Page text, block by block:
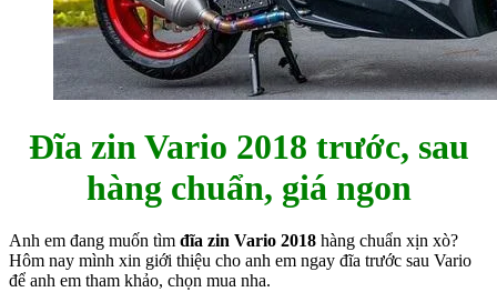
Đĩa zin Vario 2018 trước, sau
hàng chuẩn, giá ngon
Anh em đang muốn tìm đĩa zin Vario 2018 hàng chuẩn xịn xò?
Hôm nay mình xin giới thiệu cho anh em ngay đĩa trước sau Vario
để anh em tham khảo, chọn mua nha.